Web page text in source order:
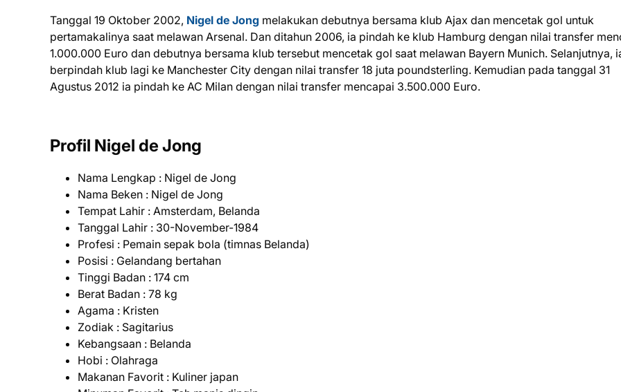
Tanggal 19 Oktober 2002, Nigel de Jong melakukan debutnya bersama klub Ajax dan mencetak gol untuk
pertamakalinya saat melawan Arsenal. Dan ditahun 2006, ia pindah ke klub Hamburg dengan nilai transfer
1.000.000 Euro dan debutnya bersama klub tersebut mencetak gol saat melawan Bayern Munich. Selanjutnya,
berpindah klub lagi ke Manchester City dengan nilai transfer 18 juta poundsterling. Kemudian pada tanggal 31
Agustus 2012 ia pindah ke AC Milan dengan nilai transfer mencapai 3.500.000 Euro.
Profil Nigel de Jong
Nama Lengkap : Nigel de Jong
Nama Beken : Nigel de Jong
Tempat Lahir : Amsterdam, Belanda
Tanggal Lahir : 30-November-1984
Profesi : Pemain sepak bola (timnas Belanda)
Posisi : Gelandang bertahan
Tinggi Badan : 174 cm
Berat Badan : 78 kg
Agama : Kristen
Zodiak : Sagitarius
Kebangsaan : Belanda
Hobi : Olahraga
Makanan Favorit : Kuliner japan